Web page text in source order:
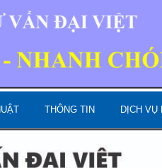
THÔNG TIN DỊCH VỤ